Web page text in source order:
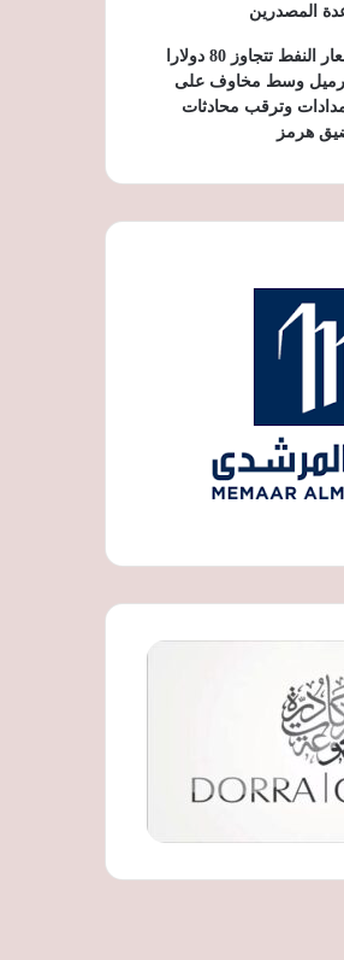
المصدرين
أسعار النفط تتجاوز 80 دولارا
وسط مخاوف على
وترقب محادثات
هرمز